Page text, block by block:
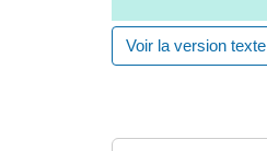
Voir la version texte